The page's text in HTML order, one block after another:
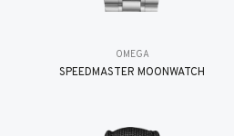
OMEGA
SPEEDMASTER MOONWATCH